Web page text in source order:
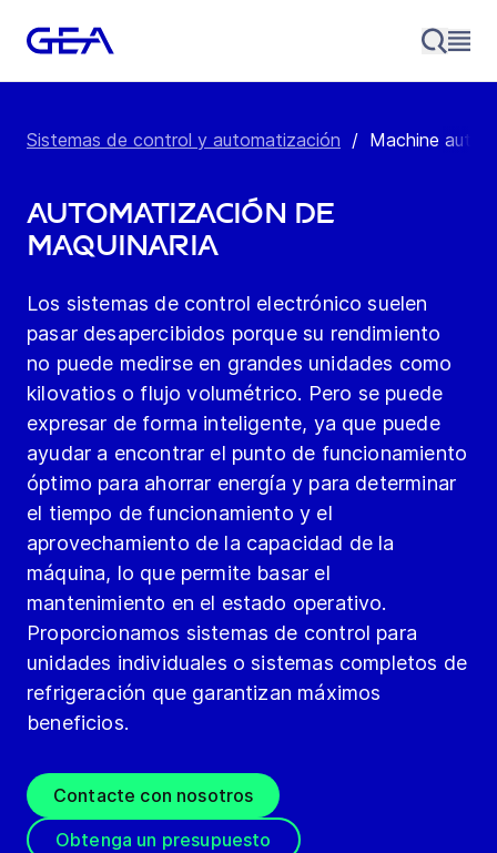
Sistemas de control y automatización / Machine
Automatización de
maquinaria
Los sistemas de control electrónico suelen
pasar desapercibidos porque su rendimiento
no puede medirse en grandes unidades como
kilovatios o flujo volumétrico. Pero se puede
expresar de forma inteligente, ya que puede
ayudar a encontrar el punto de funcionamiento
óptimo para ahorrar energía y para determinar
el tiempo de funcionamiento y el
aprovechamiento de la capacidad de la
máquina, lo que permite basar el
mantenimiento en el estado operativo.
Proporcionamos sistemas de control para
unidades individuales o sistemas completos de
refrigeración que garantizan máximos
beneficios.
Contacte con nosotros
Obtenga un presupuesto